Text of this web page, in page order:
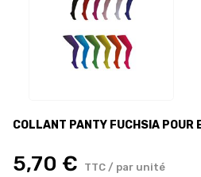
COLLANT PANTY FUCHSIA POUR
5,70 € TTC / par unité